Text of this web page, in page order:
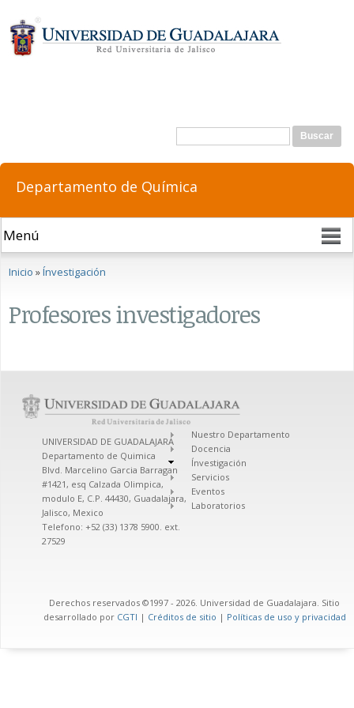
principal
Formulario de búsqueda
Buscar
Departamento de Química
Se encuentra usted aquí
Inicio »Ínvestigación
Profesores investigadores
UNIVERSIDAD DE GUADALAJARA
Departamento de Quimica
Blvd. Marcelino Garcia Barragan
#1421, esq Calzada Olimpica,
modulo E, C.P. 44430, Guadalajara,
Jalisco, Mexico
Telefono: +52 (33) 1378 5900. ext.
27529
Nuestro Departamento
Docencia
Ínvestigación
Servicios
Eventos
Laboratorios
Derechos reservados ©1997 - 2026. Universidad de Guadalajara. Sitio
desarrollado por CGTI | Créditos de sitio | Políticas de uso y privacidad